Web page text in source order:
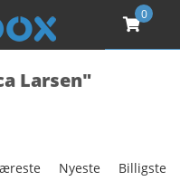
0
Larsen"
Nyeste Billigste